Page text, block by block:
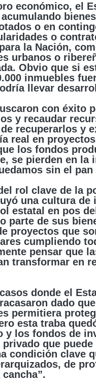
económico, el
o en
o
la Nación,
urbanos o
Obvio que si
inmuebles
llevar
con éxito
y recaudar
recuperarlos y
real en
los fondos
se pierden en
sin el
rol clave de la
una cultura
estatal en pos
parte de sus
proyectos que
cumpliendo
pensar que
transformar en
donde el
dado
permitiera
esta traba
los fondos de
que
condición clave
de